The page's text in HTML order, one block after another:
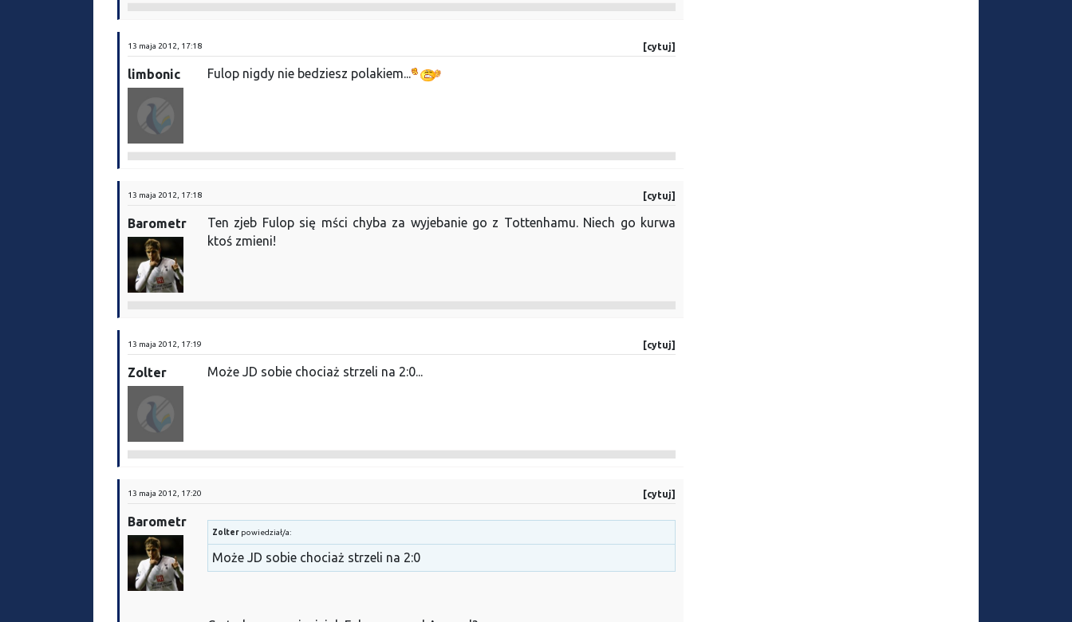
13 maja 2012, 17:18 [cytuj]
limbonic Fulop nigdy nie bedziesz polakiem...
13 maja 2012, 17:18 [cytuj]
Barometr
Ten zjeb Fulop się mści chyba za wyjebanie go z Tottenhamu. Niech go kurwa
ktoś zmieni!
13 maja 2012, 17:19 [cytuj]
Zolter Może JD sobie chociaż strzeli na 2:0...
13 maja 2012, 17:20 [cytuj]
Barometr
Zolter powiedział/a:
Może JD sobie chociaż strzeli na 2:0